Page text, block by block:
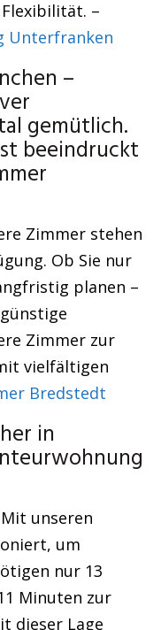
–
Unterfranken
–
gemütlich.
beeindruckt
Zimmer stehen
Ob Sie nur
planen –
Zimmer zur
vielfältigen
Bredstedt
in
unseren
um
nur 13
Minuten zur
dieser Lage